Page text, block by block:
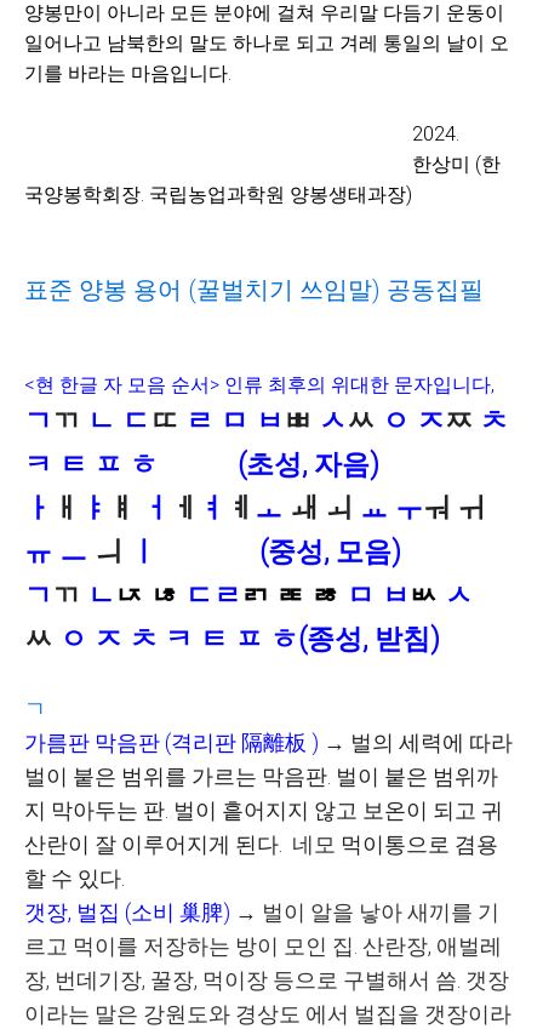
양봉만이 아니라 모든 분야에 걸쳐 우리말 다듬기 운동이
일어나고 남북한의 말도 하나로 되고 겨레 통일의 날이 오
기를 바라는 마음입니다.
2024.
한상미 (한
국양봉학회장. 국립농업과학원 양봉생태과장)
표준 양봉 용어 (꿀벌치기 쓰임 말) 공동집필
<현 한글 자 모음 순서> 인류 최후의 위대한 문자입니다,
ㄱ ㄲ ㄴ ㄷ ㄸ ㄹ ㅁ ㅂ ㅃ ㅅㅆ ㅇ ㅈㅉ ㅊ
ㅋ ㅌ ㅍ ㅎ (초성, 자음)
ㅏ
ㅐ ㅑ ㅒ ㅓ ㅔ ㅕ ㅖ ㅗ ㅙ ㅚ ㅛ ㅜㅝ ㅟ
ㅠ ㅡ ㅢ
ㅣ (중성, 모음)
ㄱ ㄲ ㄴ ㄵ ㄶ ㄷ ㄹ ㄺ ㄾ ㅀ ㅁ ㅂ ㅄ ㅅ
ㅆ ㅇ ㅈ ㅊ ㅋ ㅌ ㅍ ㅎ(종성, 받침)
ㄱ
가름판 막음판 (격리판 隔離板 ) → 벌의 세력에 따라
벌이 붙은 범위를 가르는 막음판 벌이 붙은 범위까
지 막아두는 판 벌이 흩어지지 않고 보온이 되고 귀
산란이 잘 이루어지게 된다 네모 먹이통으로 겸용
할 수 있다
갯장, 벌집 (소비 巢脾) → 벌이 알을 낳아 새끼를 기
르고 먹이를 저장하는 방이 모인 집 산란장, 애벌레
장, 번데기장, 꿀장, 먹이장 등으로 구별해서 씀 . 갯장
이라는 말은 강원도와 경상도 에서 벌집을 갯장이라